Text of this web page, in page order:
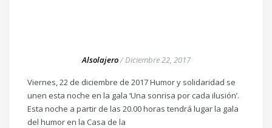
Alsolajero/Diciembre 22, 2017
Viernes, 22 de diciembre de 2017 Humor y solidaridad se
unen esta noche en la gala ‘Una sonrisa por cada ilusión’.
Esta noche a partir de las 20.00 horas tendrá lugar la gala
del humor en la Casa de la